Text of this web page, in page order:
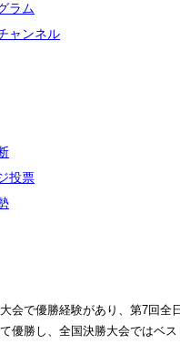
ラム
ャンネル
投票
会で優勝経験があり、第7回全
優勝し、全国決勝大会ではベ